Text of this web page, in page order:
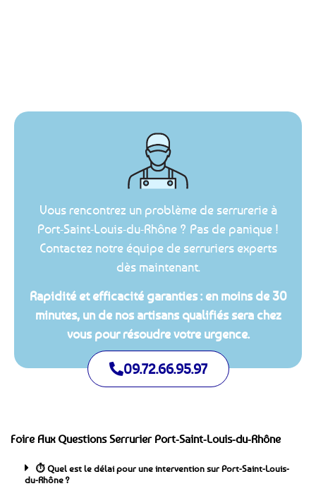
Vous rencontrez un problème de serrurerie à
Port-Saint-Louis-du-Rhône ? Pas de panique !
Contactez notre équipe de serruriers experts
dès maintenant.
Rapidité et efficacité garanties : en moins de 30
minutes, un de nos artisans qualifiés sera chez
vous pour résoudre votre urgence.
09.72.66.95.97
Foire Aux Questions Serrurier Port-Saint-Louis-du-Rhône
⏱️ Quel est le délai pour une intervention sur Port-Saint-Louis-
du-Rhône ?